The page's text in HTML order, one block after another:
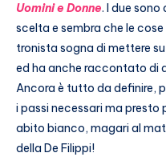
Uomini e Donne. I due
scelta e sembra che le
tronista sogna di mettere
ed ha anche raccontato di
Ancora è tutto da definire,
i passi necessari ma presto
abito bianco, magari al
della De Filippi!